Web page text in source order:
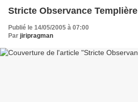
Stricte Observance Templière
Publié le 14/05/2005 à 07:00
Par jiripragman